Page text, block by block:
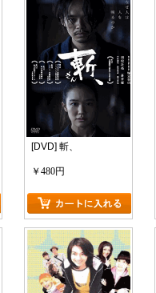
[DVD] 斬、
￥480円